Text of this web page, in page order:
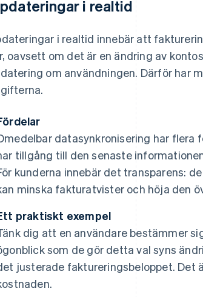
i realtid
i realtid innebär att
oavsett om det är en ändring av
om användningen. Därför har
datasynkronisering har flera
tillgång till den senaste
kunderna innebär det transparens:
minska fakturatvister och höja den
praktiskt exempel
dig att en användare bestämmer
som de gör detta val syns
justerade faktureringsbeloppet. Det